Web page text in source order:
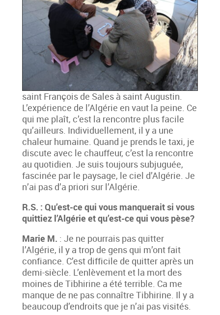
saint François de Sales à saint Augustin.
L’expérience de l’Algérie en vaut la peine. Ce
qui me plaît, c’est la rencontre plus facile
qu’ailleurs. Individuellement, il y a une
chaleur humaine. Quand je prends le taxi, je
discute avec le chauffeur, c’est la rencontre
au quotidien. Je suis toujours subjuguée,
fascinée par le paysage, le ciel d’Algérie. Je
n’ai pas d’a priori sur l’Algérie.
R.S. : Qu’est-ce qui vous manquerait si vous
quittiez l’Algérie et qu’est-ce qui vous pèse?
Marie M. : Je ne pourrais pas quitter
l’Algérie, il y a trop de gens qui m’ont fait
confiance. C’est difficile de quitter après un
demi-siècle. L’enlèvement et la mort des
moines de Tibhirine a été terrible. Ca me
manque de ne pas connaître Tibhirine. Il y a
beaucoup d’endroits que je n’ai pas visités.